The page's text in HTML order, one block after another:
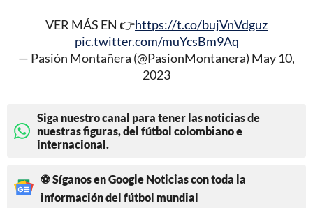
VER MÁS EN 👉https://t.co/bujVnVdguz
pic.twitter.com/muYcsBm9Aq
— Pasión Montañera (@PasionMontanera) May 10,
2023
Siga nuestro canal para tener las noticias de
nuestras figuras, del fútbol colombiano e
internacional.
⚽ Síganos en Google Noticias con toda la
información del fútbol mundial